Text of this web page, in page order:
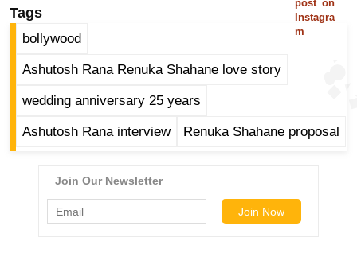
/
फै
न
घ
post on
Instagra
m
Tags
bollywood
Ashutosh Rana Renuka Shahane love story
wedding anniversary 25 years
Ashutosh Rana interview Renuka Shahane proposal